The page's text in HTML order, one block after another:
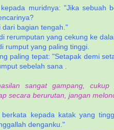
muridnya: "Jika sebuah
dari bagian tengah."
rerumputan yang cekung ke
rumput yang paling tinggi.
paling tepat: "Setapak demi
sebelah sana .
sangat gampang, cukup
secara berurutan, jangan
kepada katak yang
denganku."